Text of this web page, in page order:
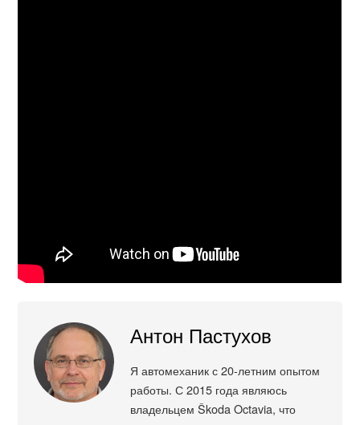
Антон Пастухов
Я автомеханик с 20-летним опытом
работы. С 2015 года являюсь
владельцем Škoda Octavia, что